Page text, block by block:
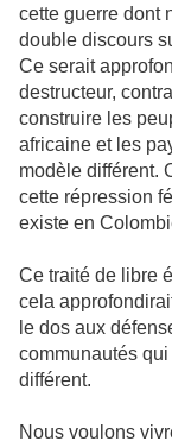
cette guerre dont
double discours
Ce serait
destructeur,
construire les
africaine et les
modèle différent.
cette répression
existe en
Ce traité de libre
cela
le dos aux
communautés
différent.
Nous voulons